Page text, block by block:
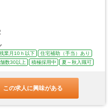
業月10ｈ以下
住宅補助（手当）あり
数30以上 積極採用中 夏～秋入職可
この求人に興味がある